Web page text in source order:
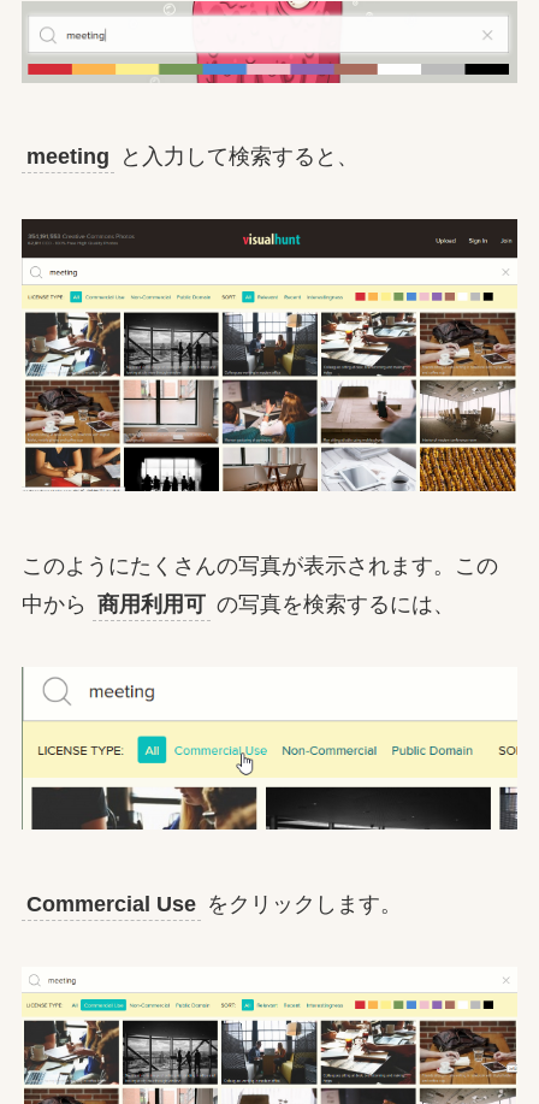
meeting と入力して検索すると、
このようにたくさんの写真が表示されます。この
中から 商用利用可 の写真を検索するには、
Commercial Use をクリックします。